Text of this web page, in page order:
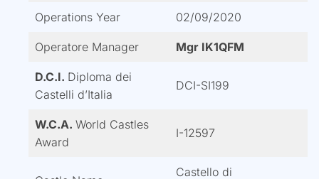
Operations Year 02/09/2020
Operatore Manager Mgr IK1QFM
D.C.I. Diploma dei
Castelli d’Italia
DCI-SI199
W.C.A. World Castles
Award
I-12597
Castello di